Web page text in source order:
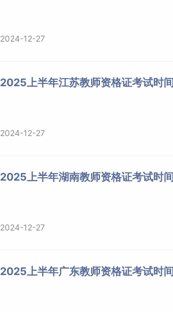
2024-12-27
2025上半年江苏教师资格证考试时间
2024-12-27
2025上半年湖南教师资格证考试时间
2024-12-27
2025上半年广东教师资格证考试时间